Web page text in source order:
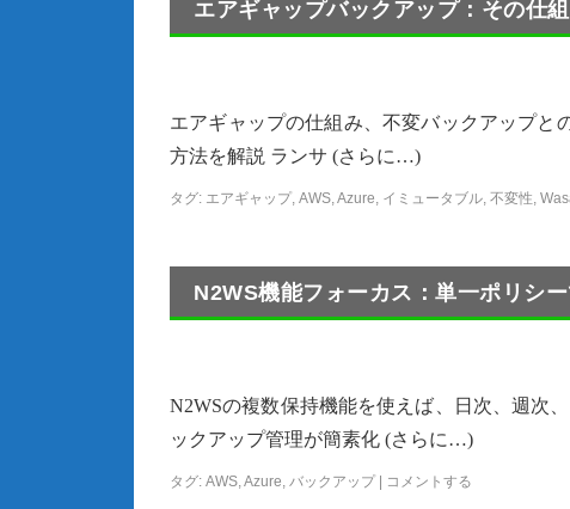
エアギャップバックアップ：その仕
エアギャップの仕組み、不変バックアップと
方法を解説 ランサ (さらに…)
タグ: エアギャップ, AWS,Azure, イミュータブル, 不変性,
N2WS機能フォーカス：単一ポリシ
N2WSの複数保持機能を使えば、日次、週次
ックアップ管理が簡素化 (さらに…)
タグ: AWS,Azure, バックアップ | コメントする